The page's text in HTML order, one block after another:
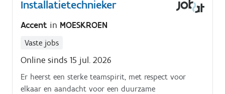
klantenrelaties.
Installatietechnieker
Accent in MOESKROEN
Vaste jobs
Online sinds 15 jul. 2026
Er heerst een sterke teamspirit, met respect voor
elkaar en aandacht voor een duurzame